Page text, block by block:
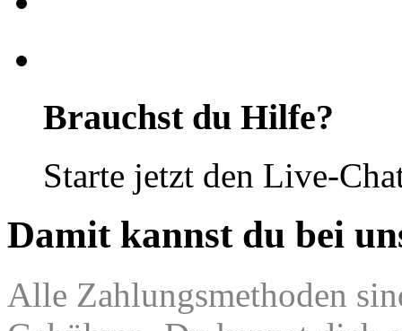
Brauchst du Hilfe?
Starte jetzt den Live-
Damit kannst du bei
Alle Zahlungsmethoden